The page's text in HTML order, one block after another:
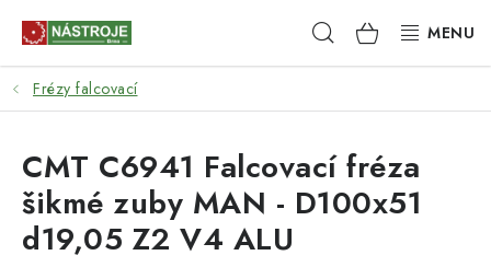
Hledat NÁKUPNÍ
KOŠÍK
NÁSTROJE
AKCE
BRUSIVO
Frézy falcovací
CMT C6941 Falcovací fréza
šikmé zuby MAN - D100x51
d19,05 Z2 V4 ALU